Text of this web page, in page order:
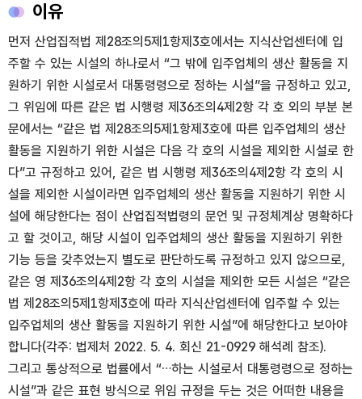
이유
먼저 산업집적법 제28조의5제1항제3호에서는 지식산업센터에 입
주할 수 있는 시설의 하나로서 “그 밖에 입주업체의 생산 활동을 지
원하기 위한 시설로서 대통령령으로 정하는 시설”을 규정하고 있고,
그 위임에 따른 같은 법 시행령 제36조의4제2항 각 호 외의 부분 본
문에서는 “같은 법 제28조의5제1항제3호에 따른 입주업체의 생산
활동을 지원하기 위한 시설은 다음 각 호의 시설을 제외한 시설로 한
다”고 규정하고 있어, 같은 법 시행령 제36조의4제2항 각 호의 시
설을 제외한 시설이라면 입주업체의 생산 활동을 지원하기 위한 시
설에 해당한다는 점이 산업집적법령의 문언 및 규정체계상 명확하다
고 할 것이고, 해당 시설이 입주업체의 생산 활동을 지원하기 위한
기능 등을 갖추었는지 별도로 판단하도록 규정하고 있지 않으므로,
같은 영 제36조의4제2항 각 호의 시설을 제외한 모든 시설은 “같은
법 제28조의5제1항제3호에 따라 지식산업센터에 입주할 수 있는
입주업체의 생산 활동을 지원하기 위한 시설”에 해당한다고 보아야
합니다(각주: 법제처 2022. 5. 4. 회신 21-0929 해석례 참조).
그리고 통상적으로 법률에서 “…하는 시설로서 대통령령으로 정하는
시설”과 같은 표현 방식으로 위임 규정을 두는 것은 어떠한 내용을